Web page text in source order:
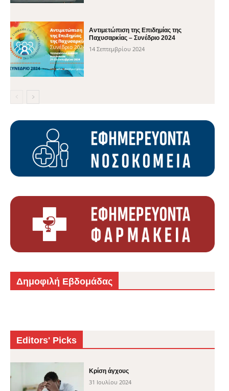
Αντιμετώπιση της Επιδημίας της
Παχυσαρκίας – Συνέδριο 2024
14 Σεπτεμβρίου 2024
Δημοφιλή Εβδομάδας
Editors' Picks
Κρίση άγχους
31 Ιουλίου 2024